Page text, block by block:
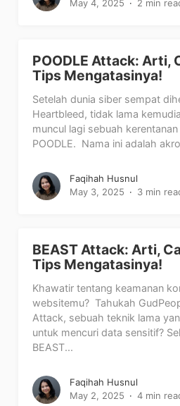
May 4, 2025
2 min
POODLE Attack: Arti,
Tips Mengatasinya!
Setelah dunia siber sempat
Heartbleed, tidak lama
muncul lagi sebuah
POODLE. Nama ini adalah
Faqihah Husnul
May 3, 2025
3 min
BEAST Attack: Arti,
Tips Mengatasinya!
Khawatir tentang keamanan
websitemu? Tahukah
Attack, sebuah teknik lama
untuk mencuri data sensitif?
BEAST...
Faqihah Husnul
May 2, 2025
4 min